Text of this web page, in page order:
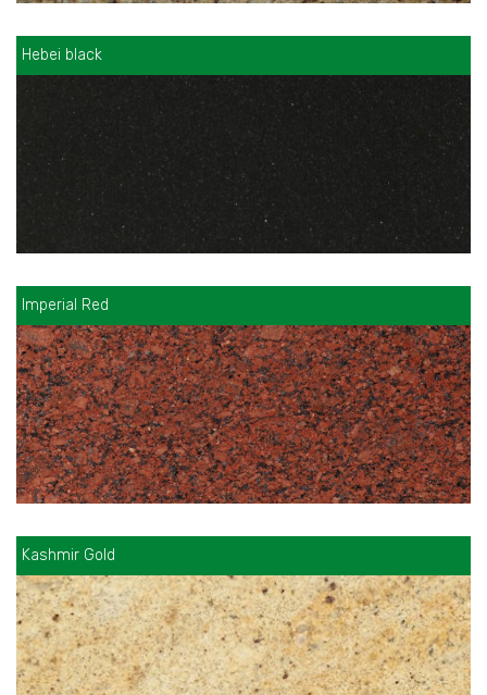
Hebei black
Imperial Red
Kashmir Gold